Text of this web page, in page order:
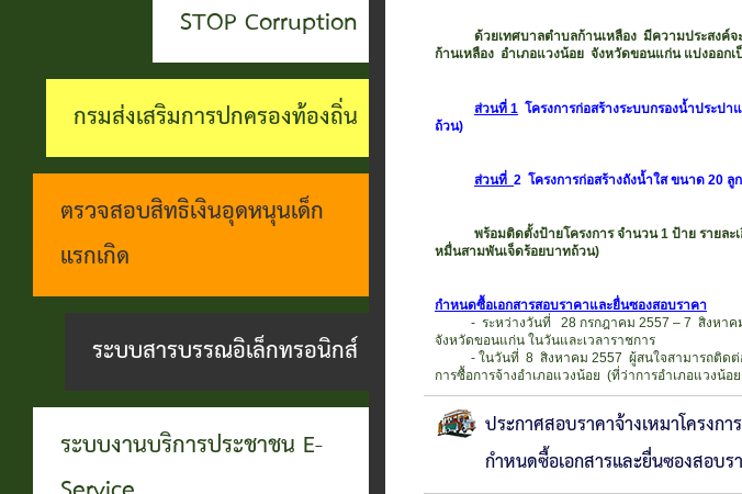
ตรวจ
สอบ
ราย
ชื่อ
โอน
เงิน
บัญชี
เบี้ย
ยังชีพ
สาธารณสุข
และสิ่ง
แวดล้อม
กอง
การ
ศึกษา
ที่น่า
การ
ดำเนิน
การตาม
นโยบาย
การ
บริหาร
งาน
ช่อง
ทางการ
รับฟัง
ความ
คิดเห็น
แจ้ง
ข้อมูล
เบาะแส
การ
STOP Corruption
กรมส่งเสริมการปกครองท้องถิ่น
ตรวจสอบสิทธิเงินอุดหนุนเด็ก
แรกเกิด
ระบบสารบรรณอิเล็กทรอนิกส์
ระบบงานบริการประชาชน E-
ด้วยเทศบาลตำบลก้านเหลือง มีความประสงค์จะส
ก้านเหลือง อำเภอแวงน้อย จังหวัดขอนแก่น แบ่งออกเ
ส่วนที่ 1 โครงการก่อสร้างระบบกรองน้ำประป
ถ้วน)
ส่วนที่ 2 โครงการก่อสร้างถังน้ำใส ขนาด 20
พร้อมติดตั้งป้ายโครงการ จำนวน 1 ป้าย รายละเ
หมื่นสามพันเจ็ดร้อยบาทถ้วน)
กำหนดซื้อเอกสารสอบราคาและยื่นซองสอบราคา
- ระหว่างวันที่ 28 กรกฎาคม 2557 – 7 สิงหาคม
จังหวัดขอนแก่น ในวันและเวลาราชการ
- ในวันที่ 8 สิงหาคม 2557 ผู้สนใจสามารถติดต่อข
การซื้อการจ้างอำเภอแวงน้อย (ที่ว่าการอำเภอแวงน้
ประกาศสอบราคาจ้างเหมาโครง
กำหนดซื้อเอกสารและยื่นซองสอบ